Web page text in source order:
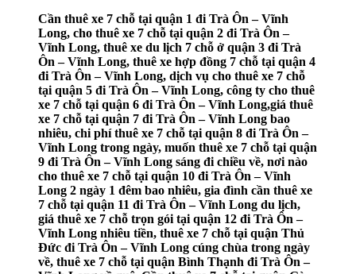
Cần thuê xe 7 chỗ tại quận 1 đi Trà Ôn – Vĩnh
Long, cho thuê xe 7 chỗ tại quận 2 đi Trà Ôn –
Vĩnh Long, thuê xe du lịch 7 chỗ ở quận 3 đi Trà
Ôn – Vĩnh Long, thuê xe hợp đồng 7 chỗ tại quận 4
đi Trà Ôn – Vĩnh Long, dịch vụ cho thuê xe 7 chỗ
tại quận 5 đi Trà Ôn – Vĩnh Long, công ty cho thuê
xe 7 chỗ tại quận 6 đi Trà Ôn – Vĩnh Long,giá thuê
xe 7 chỗ tại quận 7 đi Trà Ôn – Vĩnh Long bao
nhiêu, chi phí thuê xe 7 chỗ tại quận 8 đi Trà Ôn –
Vĩnh Long trong ngày, muốn thuê xe 7 chỗ tại quận
9 đi Trà Ôn – Vĩnh Long sáng đi chiều về, nơi nào
cho thuê xe 7 chỗ tại quận 10 đi Trà Ôn – Vĩnh
Long 2 ngày 1 đêm bao nhiêu, gia đình cần thuê xe
7 chỗ tại quận 11 đi Trà Ôn – Vĩnh Long du lịch,
giá thuê xe 7 chỗ trọn gói tại quận 12 đi Trà Ôn –
Vĩnh Long nhiêu tiền, thuê xe 7 chỗ tại quận Thủ
Đức đi Trà Ôn – Vĩnh Long cúng chùa trong ngày
về, thuê xe 7 chỗ tại quận Bình Thạnh đi Trà Ôn –